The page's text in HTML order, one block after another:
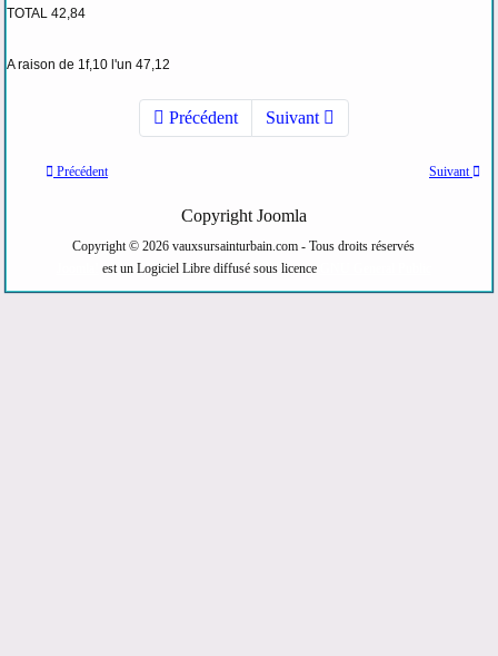
TOTAL 42,84
A raison de 1f,10 l'un 47,12
Précédent Suivant
Précédent Suivant
Copyright Joomla
Copyright © 2026 vauxsursainturbain.com - Tous droits réservés
est un Logiciel Libre diffusé sous licence